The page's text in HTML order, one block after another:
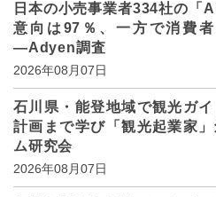
日本の小売事業者334社の「
意向は97％、一方で消費
―Adyen調査
2026年08月07日
石川県・能登地域で観光ガ
計画まで学び「観光起業家
ム研究会
2026年08月07日